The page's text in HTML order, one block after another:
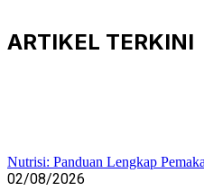
ARTIKEL TERKINI
Nutrisi: Panduan Lengkap
02/08/2026